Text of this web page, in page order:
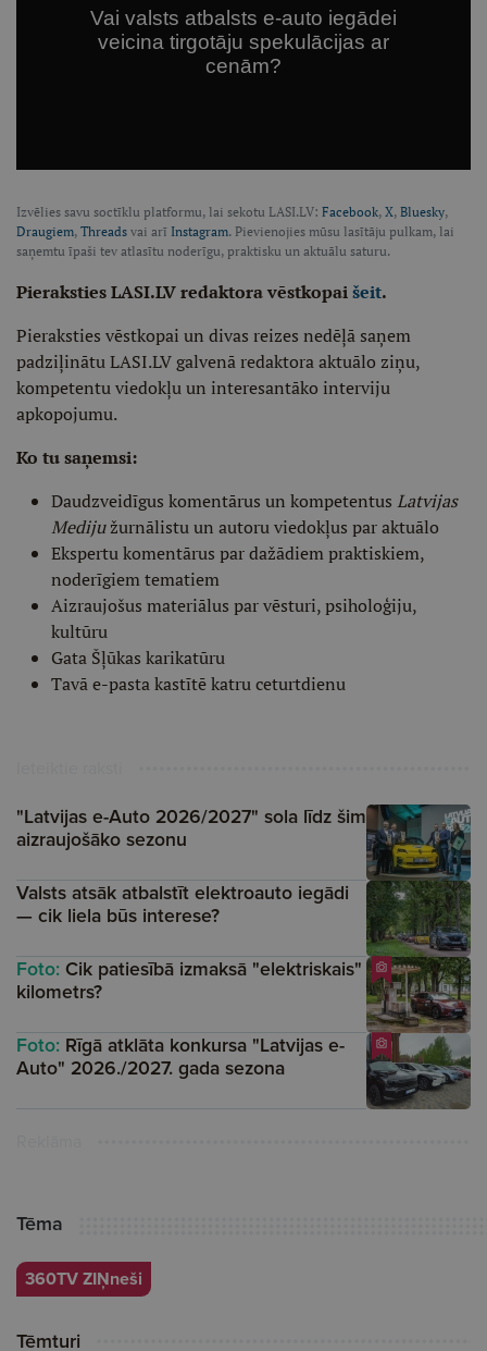
Izvēlies savu soctīklu platformu, lai sekotu LASI.LV: Facebook, X, Bluesky,
Draugiem, Threads vai arī Instagram. Pievienojies mūsu lasītāju pulkam, lai
saņemtu īpaši tev atlasītu noderīgu, praktisku un aktuālu saturu.
Pieraksties LASI.LV redaktora vēstkopaišeit.
Pieraksties vēstkopai un divas reizes nedēļā saņem
padziļinātu LASI.LV galvenā redaktora aktuālo ziņu,
kompetentu viedokļu un interesantāko interviju
apkopojumu.
Ko tu saņemsi:
Daudzveidīgus komentārus un kompetentus Latvijas
Medijužurnālistu un autoru viedokļus par aktuālo
Ekspertu komentārus par dažādiem praktiskiem,
noderīgiem tematiem
Aizraujošus materiālus par vēsturi, psiholoģiju,
kultūru
Gata Šļūkas karikatūru
Tavā e-pasta kastītē katru ceturtdienu
"Latvijas e-Auto 2026/2027" sola līdz šim
aizraujošāko sezonu
Valsts atsāk atbalstīt elektroauto iegādi
— cik liela būs interese?
Foto: Cik patiesībā izmaksā "elektriskais"
kilometrs?
Foto: Rīgā atklāta konkursa "Latvijas e-
Auto" 2026./2027. gada sezona
Tēma
360TV ZIŅneši
Tēmturi